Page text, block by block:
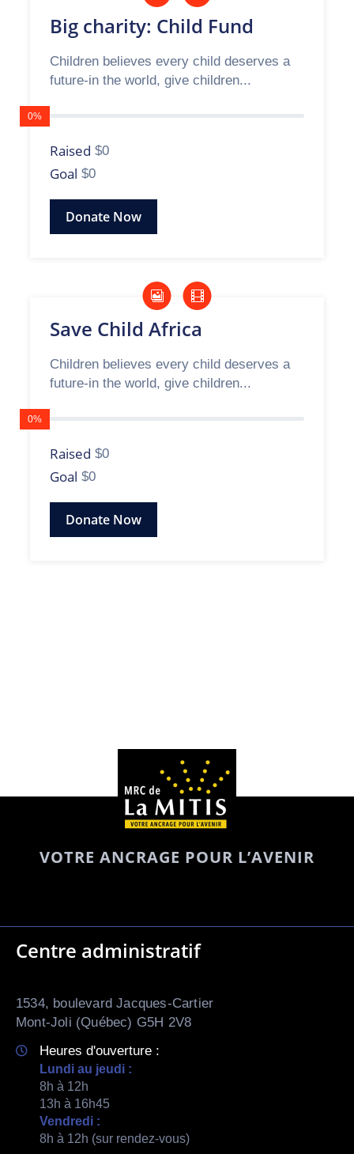
Big charity: Child Fund
Children believes every child deserves a
future-in the world, give children...
0%
Raised $0
Goal $0
Donate Now
Save Child Africa
Children believes every child deserves a
future-in the world, give children...
0%
Raised $0
Goal $0
Donate Now
VOTRE ANCRAGE POUR L’AVENIR
Centre administratif
1534, boulevard Jacques-Cartier
Mont-Joli (Québec) G5H 2V8
Heures d'ouverture :
Lundi au jeudi :
8h à 12h
13h à 16h45
Vendredi :
8h à 12h (sur rendez-vous)